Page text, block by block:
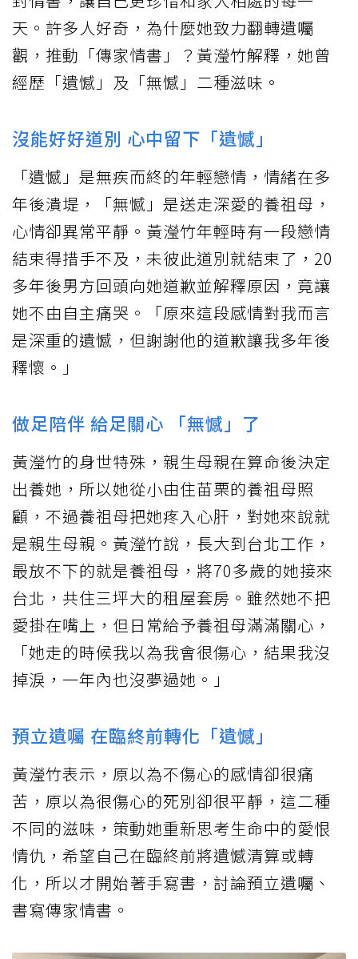
天。許多人好奇，為什麼她致力翻轉遺囑
觀，推動「傳家情書」？黃瀅竹解釋，她曾
經歷「遺憾」及「無憾」二種滋味。
沒能好好道別 心中留下「遺憾」
「遺憾」是無疾而終的年輕戀情，情緒在多
年後潰堤，「無憾」是送走深愛的養祖母，
心情卻異常平靜。黃瀅竹年輕時有一段戀情
結束得措手不及，未彼此道別就結束了，20
多年後男方回頭向她道歉並解釋原因，竟讓
她不由自主痛哭。「原來這段感情對我而言
是深重的遺憾，但謝謝他的道歉讓我多年後
釋懷。」
做足陪伴 給足關心 「無憾」了
黃瀅竹的身世特殊，親生母親在算命後決定
出養她，所以她從小由住苗栗的養祖母照
顧，不過養祖母把她疼入心肝，對她來說就
是親生母親。黃瀅竹說，長大到台北工作，
最放不下的就是養祖母，將70多歲的她接來
台北，共住三坪大的租屋套房。雖然她不把
愛掛在嘴上，但日常給予養祖母滿滿關心，
「她走的時候我以為我會很傷心，結果我沒
掉淚，一年內也沒夢過她。」
預立遺囑 在臨終前轉化「遺憾」
黃瀅竹表示，原以為不傷心的感情卻很痛
苦，原以為很傷心的死別卻很平靜，這二種
不同的滋味，策動她重新思考生命中的愛恨
情仇，希望自己在臨終前將遺憾清算或轉
化，所以才開始著手寫書，討論預立遺囑、
書寫傳家情書。